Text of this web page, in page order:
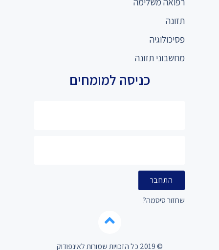
תזונה
פסיכולוגיה
מחשבוני תזונה
כניסה למומחים
התחבר
שחזור סיסמה?
© 2019 כל הזכויות שמורות לאינפודוק